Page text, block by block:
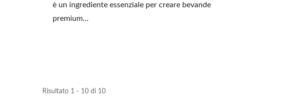
è un ingrediente essenziale per creare bevande
premium...
Risultato 1 - 10 di 10